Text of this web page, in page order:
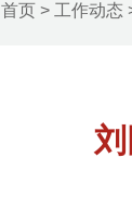
首页 > 工作动态